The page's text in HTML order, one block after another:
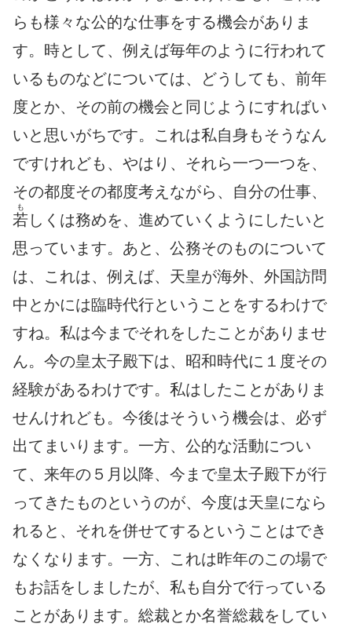
らも様々な公的な仕事をする機会がありま
す。時として、例えば毎年のように行われて
いるものなどについては、どうしても、前年
度とか、その前の機会と同じようにすればい
いと思いがちです。これは私自身もそうなん
ですけれども、やはり、それら一つ一つを、
その都度その都度考えながら、自分の仕事、
若
も
しくは務めを、進めていくようにしたいと
思っています。あと、公務そのものについて
は、これは、例えば、天皇が海外、外国訪問
中とかには臨時代行ということをするわけで
すね。私は今までそれをしたことがありませ
ん。今の皇太子殿下は、昭和時代に１度その
経験があるわけです。私はしたことがありま
せんけれども。今後はそういう機会は、必ず
出てまいります。一方、公的な活動につい
て、来年の５月以降、今まで皇太子殿下が行
ってきたものというのが、今度は天皇になら
れると、それを併せてするということはでき
なくなります。一方、これは昨年のこの場で
もお話をしましたが、私も自分で行っている
ことがあります。総裁とか名誉総裁をしてい